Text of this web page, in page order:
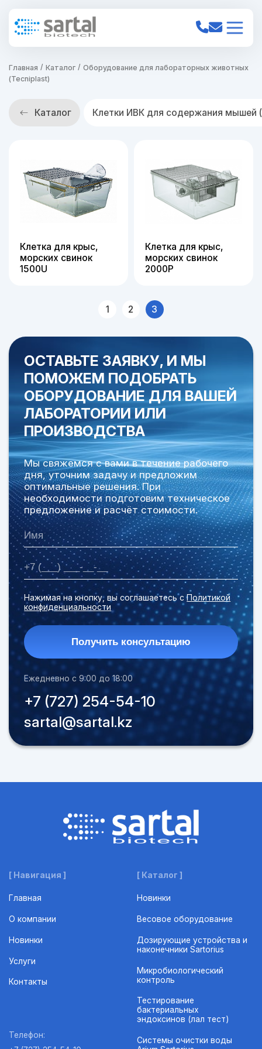
Главная Каталог
Оборудование для лабораторных животных
(Tecniplast)
Каталог Клетки ИВК для содержания мышей
Клетка для крыс,
морских свинок
1500U
Клетка для крыс,
морских свинок
2000P
1 2 3
ОСТАВЬТЕ ЗАЯВКУ, И МЫ
ПОМОЖЕМ ПОДОБРАТЬ
ОБОРУДОВАНИЕДЛЯ ВАШЕЙ
ЛАБОРАТОРИИ ИЛИ
ПРОИЗВОДСТВА
Мы свяжемся с вами в течение рабочего
дня, уточним задачу и предложим
оптимальные решения. При
необходимости подготовим техническое
предложение и расчёт стоимости.
Нажимая на кнопку, вы соглашаетесь сПолитикой
конфиденциальности
Получить консультацию
Ежедневно с 9:00 до 18:00
+7 (727) 254-54-10
sartal@sartal.kz
[ Навигация ]
Главная
О компании
Новинки
Услуги
Контакты
Телефон:
[ Каталог ]
Новинки
Весовое оборудование
Дозирующие устройства и
наконечники Sartorius
Микробиологический
контроль
Тестирование
бактериальных
эндоксинов (лал тест)
Системы очистки воды